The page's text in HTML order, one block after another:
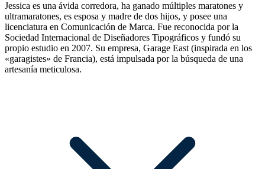
Jessica es una ávida corredora, ha ganado múltiples maratones y
ultramaratones, es esposa y madre de dos hijos, y posee una
licenciatura en Comunicación de Marca. Fue reconocida por la
Sociedad Internacional de Diseñadores Tipográficos y fundó su
propio estudio en 2007. Su empresa, Garage East (inspirada en los
«garagistes» de Francia), está impulsada por la búsqueda de una
artesanía meticulosa.